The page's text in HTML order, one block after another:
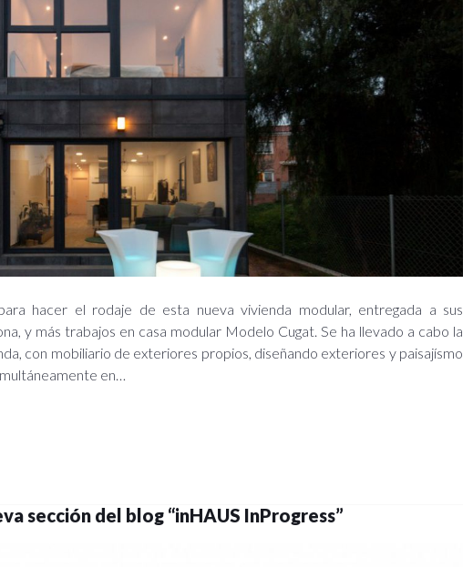
hacer el rodaje de esta nueva vivienda modular, entregada a sus
y más trabajos en casa modular Modelo Cugat. Se ha llevado a cabo la
con mobiliario de exteriores propios, diseñando exteriores y paisajísmo
en…
sección del blog “inHAUS InProgress”